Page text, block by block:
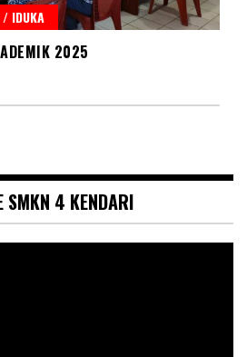
/ IDUKA
2025
SMKN 4 KENDARI